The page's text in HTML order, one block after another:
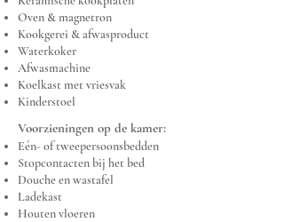
Oven & magnetron
Kookgerei & afwasproduct
Waterkoker
Afwasmachine
Koelkast met vriesvak
Kinderstoel
Voorzieningen op de kamer:
Eén- of tweepersoonsbedden
Stopcontacten bij het bed
Douche en wastafel
Ladekast
Houten vloeren